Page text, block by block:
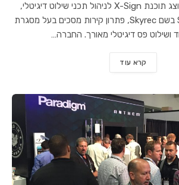
ומאתגרים. בנוסף תוצג תוכנת X-Sign לניהול תכני שילוט דיגיטלי,
מערכת Smart Data בשם Skyrec, פתרון קירות מסכים בעל מסגרת
ושילוט פס דיגיטלי מאורך. החברה…
קרא עוד